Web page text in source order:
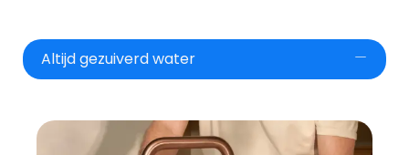
Altijd gezuiverd water